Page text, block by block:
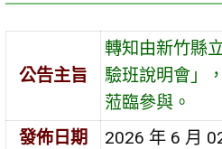
公告主旨
轉知由新竹縣
驗班說明會」
蒞臨參與。
發佈日期
2026 年 6 月